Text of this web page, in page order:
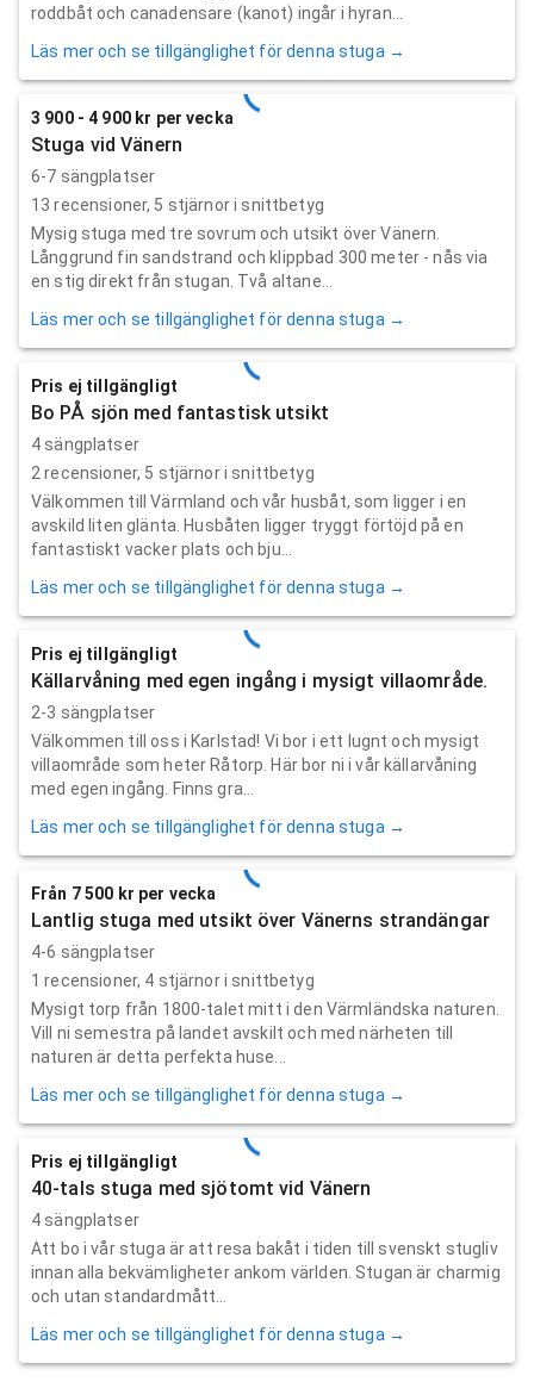
roddbåt och canadensare (kanot) ingår i hyran...
Läs mer och se tillgänglighet för denna stuga →
3 900 - 4 900 kr per vecka
Stuga vid Vänern
6-7 sängplatser
13 recensioner, 5 stjärnor i snittbetyg
Mysig stuga med tre sovrum och utsikt över Vänern.
Långgrund fin sandstrand och klippbad 300 meter - nås via
en stig direkt från stugan. Två altane...
Läs mer och se tillgänglighet för denna stuga →
Pris ej tillgängligt
Bo PÅ sjön med fantastisk utsikt
4 sängplatser
2 recensioner, 5 stjärnor i snittbetyg
Välkommen till Värmland och vår husbåt, som ligger i en
avskild liten glänta. Husbåten ligger tryggt förtöjd på en
fantastiskt vacker plats och bju...
Läs mer och se tillgänglighet för denna stuga →
Pris ej tillgängligt
Källarvåning med egen ingång i mysigt villaområde.
2-3 sängplatser
Välkommen till oss i Karlstad! Vi bor i ett lugnt och mysigt
villaområde som heter Råtorp. Här bor ni i vår källarvåning
med egen ingång. Finns gra...
Läs mer och se tillgänglighet för denna stuga →
Från 7 500 kr per vecka
Lantlig stuga med utsikt över Vänerns strandängar
4-6 sängplatser
1 recensioner, 4 stjärnor i snittbetyg
Mysigt torp från 1800-talet mitt i den Värmländska naturen.
Vill ni semestra på landet avskilt och med närheten till
naturen är detta perfekta huse...
Läs mer och se tillgänglighet för denna stuga →
Pris ej tillgängligt
40-tals stuga med sjötomt vid Vänern
4 sängplatser
Att bo i vår stuga är att resa bakåt i tiden till svenskt stugliv
innan alla bekvämligheter ankom världen. Stugan är charmig
och utan standardmått...
Läs mer och se tillgänglighet för denna stuga →